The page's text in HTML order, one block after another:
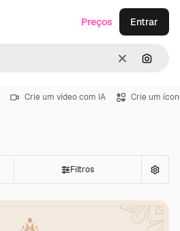
Limpar
Preços Entrar
Crie um vídeo com IA Crie um
Filtros